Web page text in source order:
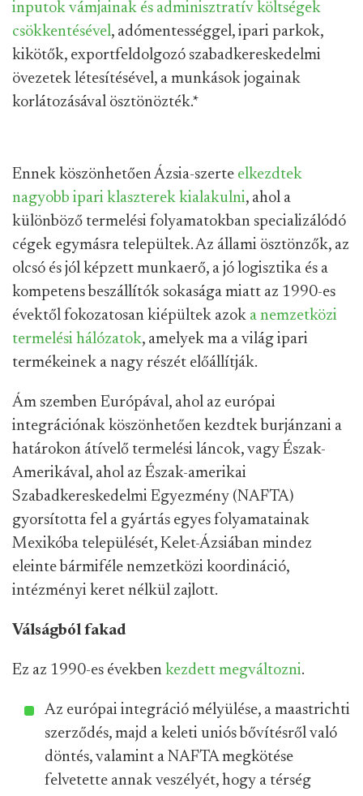
inputok vámjainak és adminisztratív költségek
csökkentésével, adómentességgel, ipari parkok,
kikötők, exportfeldolgozó szabadkereskedelmi
övezetek létesítésével, a munkások jogainak
korlátozásával ösztönözték.*
Ennek köszönhetően Ázsia-szerte elkezdtek
nagyobb ipari klaszterek kialakulni, ahol a
különböző termelési folyamatokban specializálódó
cégek egymásra települtek. Az állami ösztönzők, az
olcsó és jól képzett munkaerő, a jó logisztika és a
kompetens beszállítók sokasága miatt az 1990-es
évektől fokozatosan kiépültek azok a nemzetközi
termelési hálózatok, amelyek ma a világ ipari
termékeinek a nagy részét előállítják.
Ám szemben Európával, ahol az európai
integrációnak köszönhetően kezdtek burjánzani a
határokon átívelő termelési láncok, vagy Észak-
Amerikával, ahol az Észak-amerikai
Szabadkereskedelmi Egyezmény (NAFTA)
gyorsította fel a gyártás egyes folyamatainak
Mexikóba települését, Kelet-Ázsiában mindez
eleinte bármiféle nemzetközi koordináció,
intézményi keret nélkül zajlott.
Válságból fakad
Ez az 1990-es években kezdett megváltozni.
Az európai integráció mélyülése, a maastrichti
szerződés, majd a keleti uniós bővítésről való
döntés, valamint a NAFTA megkötése
felvetette annak veszélyét, hogy a térség